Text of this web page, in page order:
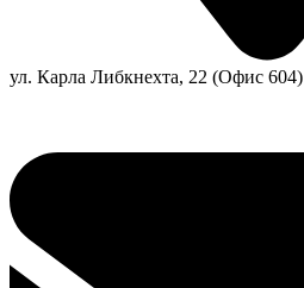
ул. Карла Либкнехта, 22 (Офис 604)